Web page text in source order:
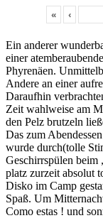
« ‹
Ein ander­er
ein­er
Phyrenäen.
Andere an ein­er
Daraufhin
Zeit wahlweise am
den Pelz brutzeln
Das zum
wurde durch(tolle
Geschirrspülen
platz zurzeit abso­lut
Disko im Camp
Spaß. Um
Como estas ! und